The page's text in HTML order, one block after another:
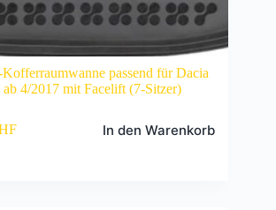
passend für Dacia
4/2017 mit Facelift (7-Sitzer)
In den Warenkorb